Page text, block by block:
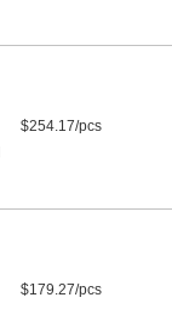
$254.17/pcs
$179.27/pcs